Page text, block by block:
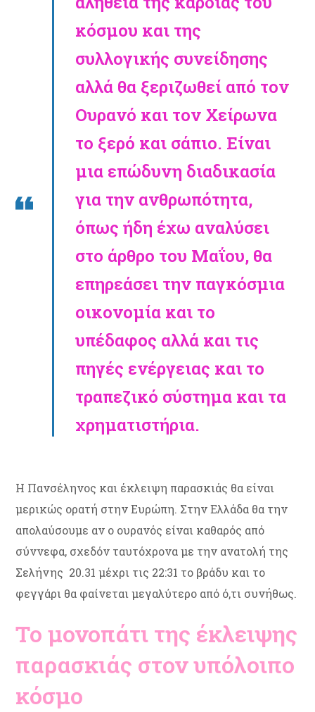
κόσμου και της
συλλογικής συνείδησης
αλλά θα ξεριζωθεί από τον
Ουρανό και τον Χείρωνα
το ξερό και σάπιο. Είναι
μια επώδυνη διαδικασία
για την ανθρωπότητα,
όπως ήδη έχω αναλύσει
στο άρθρο του Μαΐου, θα
επηρεάσει την παγκόσμια
οικονομία και το
υπέδαφος αλλά και τις
πηγές ενέργειας και το
τραπεζικό σύστημα και τα
χρηματιστήρια.
Η Πανσέληνος και έκλειψη παρασκιάς θα είναι
μερικώς ορατή στην Ευρώπη. Στην Ελλάδα θα την
απολαύσουμε αν ο ουρανός είναι καθαρός από
σύννεφα, σχεδόν ταυτόχρονα με την ανατολή της
Σελήνης 20.31 μέχρι τις 22:31 το βράδυ και το
φεγγάρι θα φαίνεται μεγαλύτερο από ό,τι συνήθως.
Το μονοπάτι της έκλειψης
παρασκιάς στον υπόλοιπο
κόσμο